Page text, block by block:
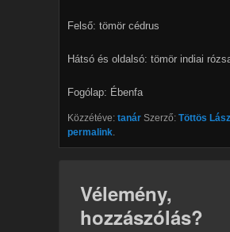
Felső: tömör cédrus
Hátsó és oldalsó: tömör indiai
Fogólap: Ébenfa
Közzétéve: tanár Szerző: Töttös
permalink.
Vélemény,
hozzászólás?